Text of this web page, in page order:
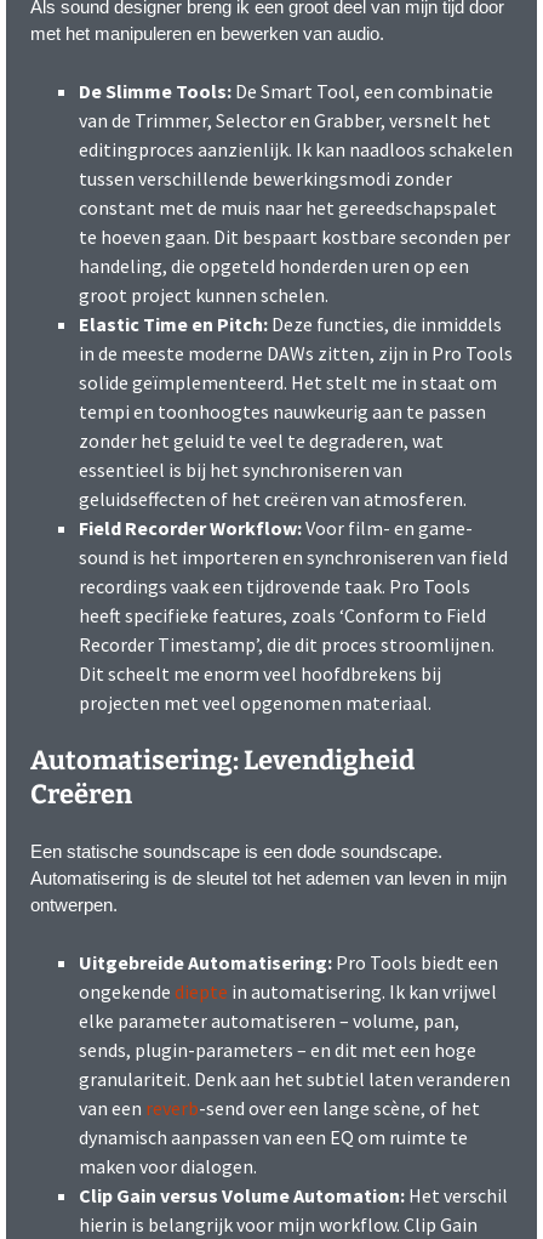
Als sound designer breng ik een groot deel van mijn tijd door
met het manipuleren en bewerken van audio.
De Slimme Tools: De Smart Tool, een combinatie
van de Trimmer, Selector en Grabber, versnelt het
editingproces aanzienlijk. Ik kan naadloos schakelen
tussen verschillende bewerkingsmodi zonder
constant met de muis naar het gereedschapspalet
te hoeven gaan. Dit bespaart kostbare seconden per
handeling, die opgeteld honderden uren op een
groot project kunnen schelen.
Elastic Time en Pitch: Deze functies, die inmiddels
in de meeste moderne DAWs zitten, zijn in Pro Tools
solide geïmplementeerd. Het stelt me in staat om
tempi en toonhoogtes nauwkeurig aan te passen
zonder het geluid te veel te degraderen, wat
essentieel is bij het synchroniseren van
geluidseffecten of het creëren van atmosferen.
Field Recorder Workflow:Voor film- en game-
sound is het importeren en synchroniseren van field
recordings vaak een tijdrovende taak. Pro Tools
heeft specifieke features, zoals ‘Conform to Field
Recorder Timestamp’, die dit proces stroomlijnen.
Dit scheelt me enorm veel hoofdbrekens bij
projecten met veel opgenomen materiaal.
Automatisering: Levendigheid
Creëren
Een statische soundscape is een dode soundscape.
Automatisering is de sleutel tot het ademen van leven in mijn
ontwerpen.
Uitgebreide Automatisering: Pro Tools biedt een
ongekende diepte in automatisering. Ik kan vrijwel
elke parameter automatiseren – volume, pan,
sends, plugin-parameters – en dit met een hoge
granulariteit. Denk aan het subtiel laten veranderen
van een reverb-send over een lange scène, of het
dynamisch aanpassen van een EQ om ruimte te
maken voor dialogen.
Clip Gain versus Volume Automation: Het verschil
hierin is belangrijk voor mijn workflow. Clip Gain